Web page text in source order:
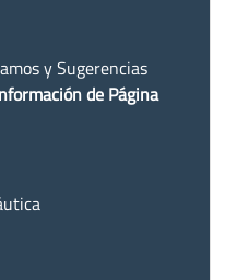
y Sugerencias
de Página